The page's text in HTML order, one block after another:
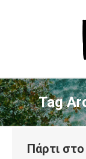
Tag
Πάρτι